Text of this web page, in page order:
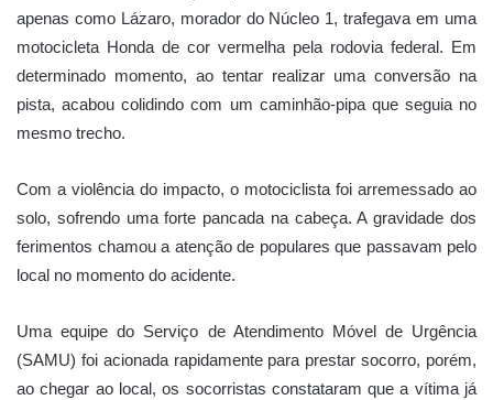
apenas como Lázaro, morador do Núcleo 1, trafegava em uma
motocicleta Honda de cor vermelha pela rodovia federal. Em
determinado momento, ao tentar realizar uma conversão na
pista, acabou colidindo com um caminhão-pipa que seguia no
mesmo trecho.
Com a violência do impacto, o motociclista foi arremessado ao
solo, sofrendo uma forte pancada na cabeça. A gravidade dos
ferimentos chamou a atenção de populares que passavam pelo
local no momento do acidente.
Uma equipe do Serviço de Atendimento Móvel de Urgência
(SAMU) foi acionada rapidamente para prestar socorro, porém,
ao chegar ao local, os socorristas constataram que a vítima já